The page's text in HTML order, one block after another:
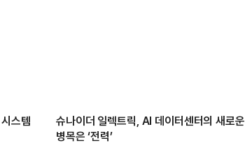
스템
슈나이더 일렉트릭, AI 데이터센터의 새로운
병목은 ‘전력’